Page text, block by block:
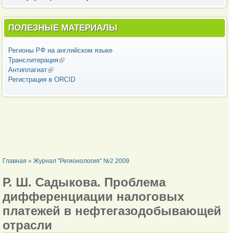
ПОЛЕЗНЫЕ МАТЕРИАЛЫ
Регионы РФ на английском языке
Транслитерация(внешняя ссылка)
Антиплагиат(внешняя ссылка)
Регистрация в ORCID
ВЫ ЗДЕСЬ
Главная » Журнал "Регионология" №2 2009
Р. Ш. Садыкова. Проблема
дифференциации налоговых
платежей в нефтегазодобывающей
отрасли